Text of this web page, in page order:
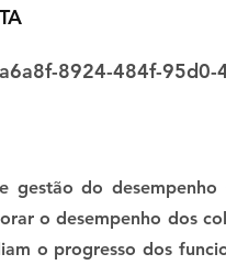
8924-484f-95d0-
gestão do desempenho
o desempenho dos
o progresso dos